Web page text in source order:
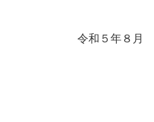
令和５年８月